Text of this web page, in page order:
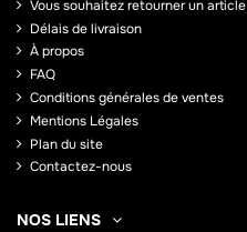
Vous souhaitez retourner un article
Délais de livraison
À propos
FAQ
Conditions générales de ventes
Mentions Légales
Plan du site
Contactez-nous
NOS LIENS